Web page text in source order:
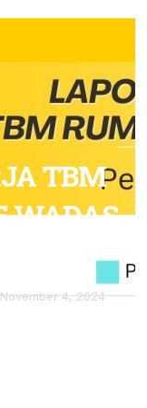
TBM
WADAS
November 4, 2024